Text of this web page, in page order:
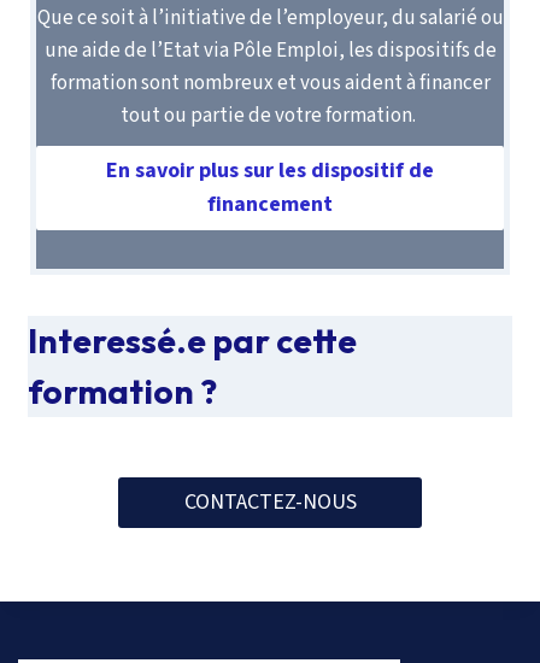
Atelier 7
Préparation à la soutenance de jury : simulations
de jury devant les participants et l’animateur :
participant
Synthèse de l’animateur sur les oraux
Que ce soit à l’initiative de l’employeur, du salarié ou
une aide de l’Etat via Pôle Emploi, les dispositifs de
formation sont nombreux et vous aident à financer
tout ou partie de votre formation.
En savoir plus sur les dispositif de
financement
Interessé.e par cette
formation ?
CONTACTEZ-NOUS